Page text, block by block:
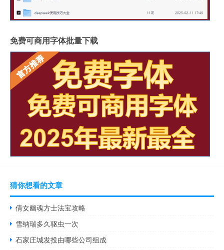
免费可商用字体批量下载
猜你想看的文章
倩女幽魂方士法宝攻略
雪纳瑞多久驱虫一次
石家庄城发投由哪些公司组成